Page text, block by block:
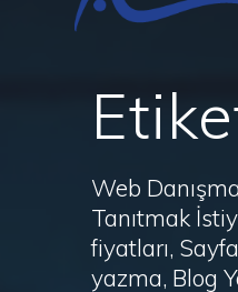
Web
Tanıtmak
fiyatları,
yazma, Blog